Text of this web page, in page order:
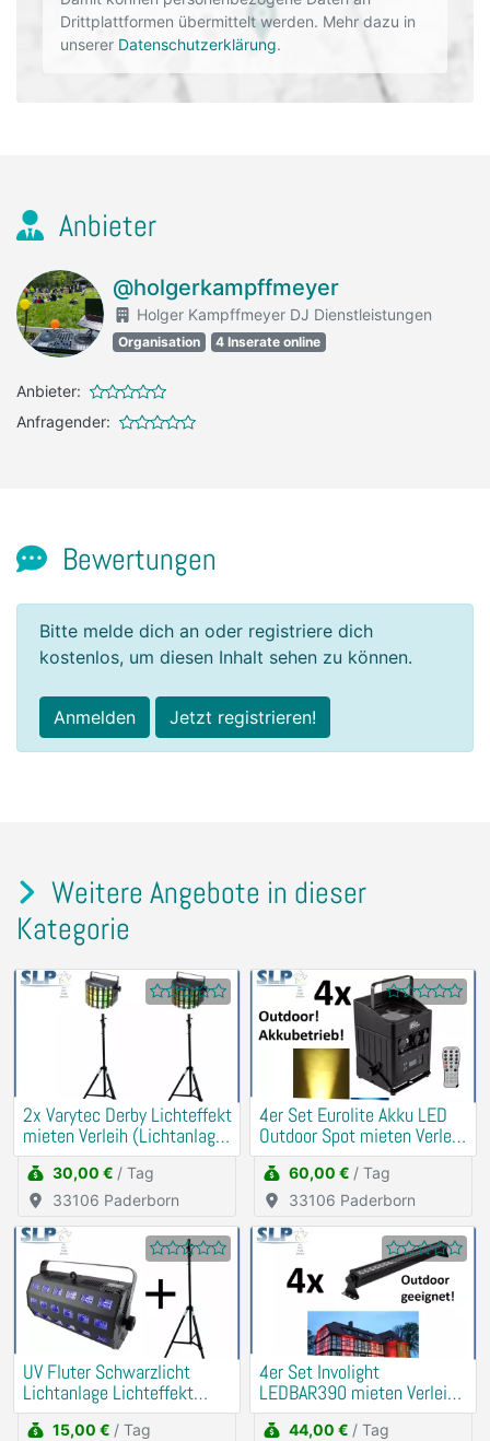
Drittplattformen übermittelt werden. Mehr dazu in
unserer Datenschutzerklärung.
Anbieter
@holgerkampffmeyer
Holger Kampffmeyer DJ Dienstleistungen
Organisation 4 Inserate online
Anbieter:
Anfragender:
Bewertungen
Bitte melde dich an oder registriere dich
kostenlos, um diesen Inhalt sehen zu können.
Anmelden Jetzt registrieren!
Weitere Angebote in dieser
Kategorie
2x Varytec Derby Lichteffekt
mieten Verleih (Lichtanlage,
Party)
30,00 € / Tag
33106 Paderborn
4er Set Eurolite Akku LED
Outdoor Spot mieten Verleih
(Musik, DJ)
60,00 € / Tag
33106 Paderborn
UV Fluter Schwarzlicht
Lichtanlage Lichteffekt
mieten Verleih
15,00 € / Tag
4er Set Involight
LEDBAR390 mieten Verleih
(Beleuchtung, Uplight)
44,00 € / Tag